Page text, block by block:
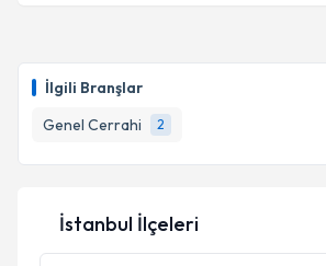
İlgili Branşlar
Genel Cerrahi
2
İstanbul İlçeleri